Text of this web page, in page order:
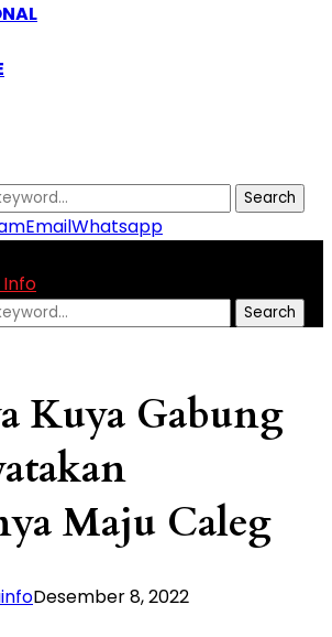
Search
EmailWhatsapp
Search
Kuya Gabung
Maju Caleg
Desember 8, 2022